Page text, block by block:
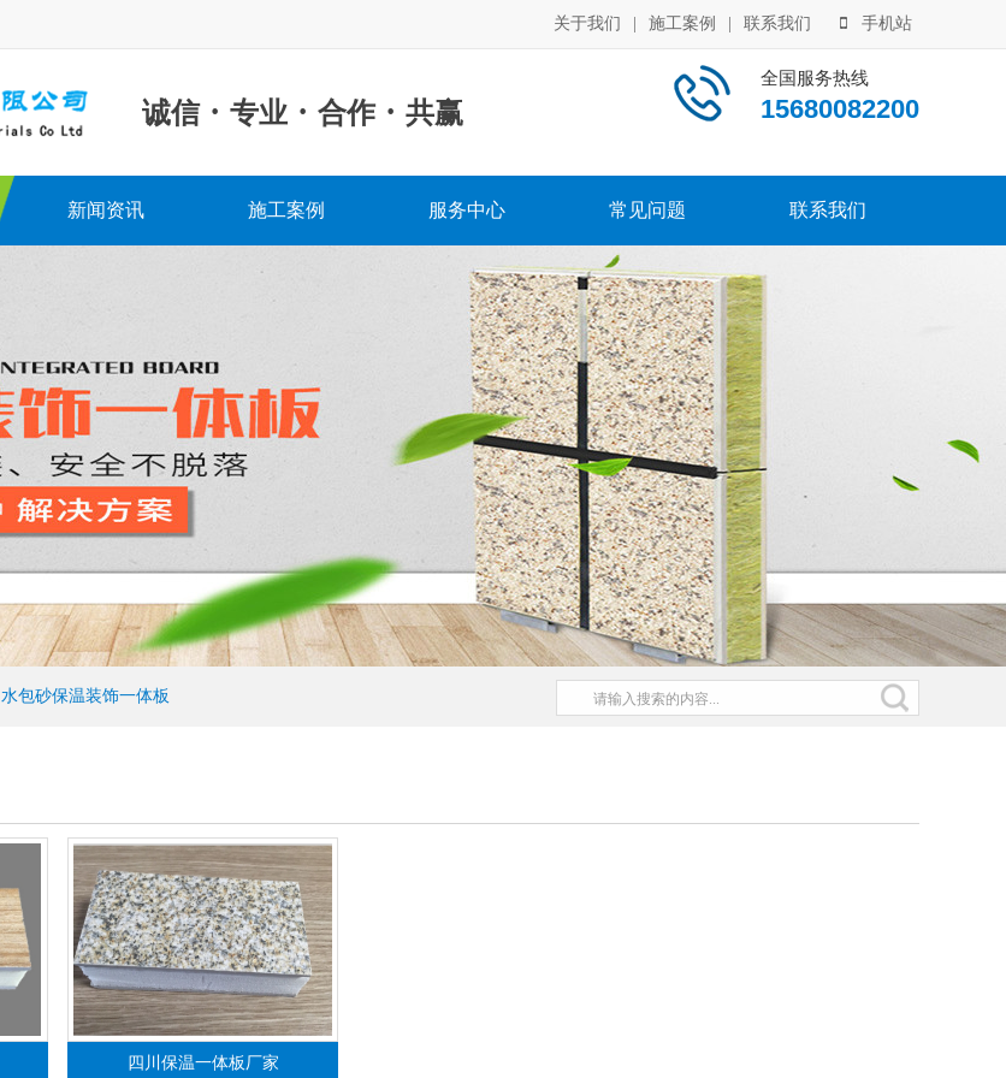
关于我们 施工案例 联系我们 手机站
诚信 · 专业 · 合作 · 共赢
全国服务热线
15680082200
新闻资讯 施工案例 服务中心 常见问题 联系我们
水包砂保温装饰一体板
四川保温一体板厂家